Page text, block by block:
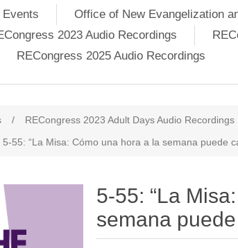
Events Office of New Evangelization
2023 Audio Recordings
RECongress 2025 Audio Recordings
/ RECongress 2023 Adult Days Audio Recordings
5-55: “La Misa: Cómo una hora a la semana puede
5-55: “La
semana